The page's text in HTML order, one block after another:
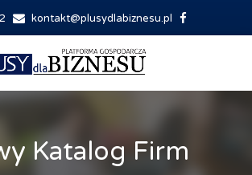
kontakt@plusydlabiznesu.pl
Katalog Firm